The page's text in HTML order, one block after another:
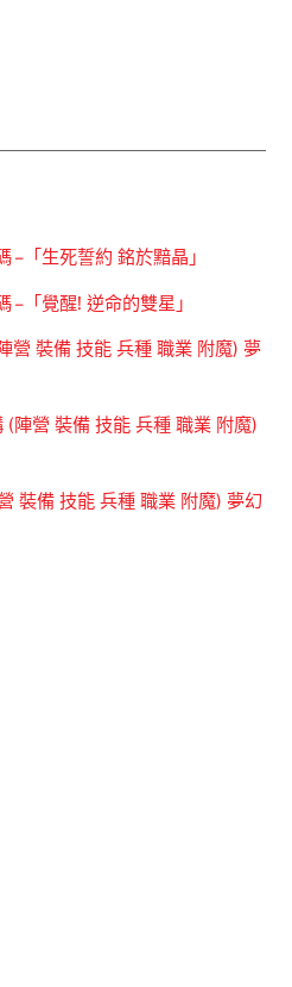
–「生死誓約 銘於黯晶」
–「覺醒! 逆命的雙星」
營 裝備 技能 兵種 職業 附魔) 夢
陣營 裝備 技能 兵種 職業 附魔)
裝備 技能 兵種 職業 附魔) 夢幻